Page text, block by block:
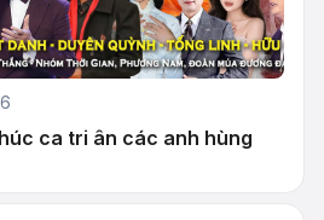
ca tri ân các anh hùng